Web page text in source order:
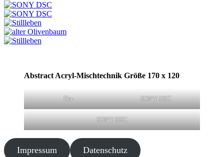
Abstract Acryl-Mischtechnik Größe 170 x 120
Der SONY DSC
SONY DSC
Impressum Datenschutz